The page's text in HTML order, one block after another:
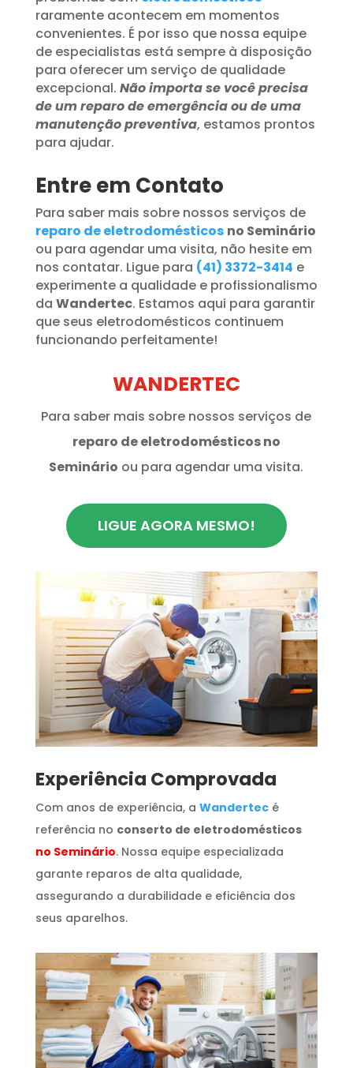
raramente acontecem em momentos
convenientes. É por isso que nossa equipe
de especialistas está sempre à disposição
para oferecer um serviço de qualidade
excepcional. Não importa se você precisa
de um reparo de emergência ou de uma
manutenção preventiva, estamos prontos
para ajudar.
Entre em Contato
Para saber mais sobre nossos serviços de
reparo de eletrodomésticos no Seminário
ou para agendar uma visita, não hesite em
nos contatar. Ligue para (41) 3372-3414 e
experimente a qualidade e profissionalismo
da Wandertec. Estamos aqui para garantir
que seus eletrodomésticos continuem
funcionando perfeitamente!
WANDERTEC
Para saber mais sobre nossos serviços de
reparo de eletrodomésticos no
Seminário ou para agendar uma visita.
LIGUE AGORA MESMO!
​Experiência Comprovada
Com anos de experiência, a Wandertecé
referência no conserto de eletrodomésticos
no Seminário. Nossa equipe especializada
garante reparos de alta qualidade,
assegurando a durabilidade e eficiência dos
seus aparelhos.